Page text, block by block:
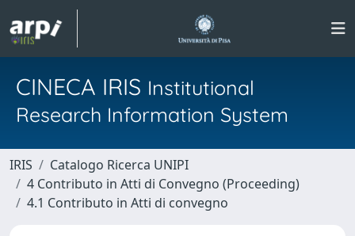
CINECA IRIS Institutional
Research Information System
IRIS
Catalogo Ricerca UNIPI
4 Contributo in Atti di Convegno (Proceeding)
4.1 Contributo in Atti di convegno